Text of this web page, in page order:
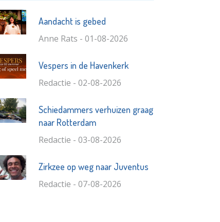
Aandacht is gebed
Anne Rats - 01-08-2026
Vespers in de Havenkerk
Redactie - 02-08-2026
Schiedammers verhuizen graag
naar Rotterdam
Redactie - 03-08-2026
Zirkzee op weg naar Juventus
Redactie - 07-08-2026